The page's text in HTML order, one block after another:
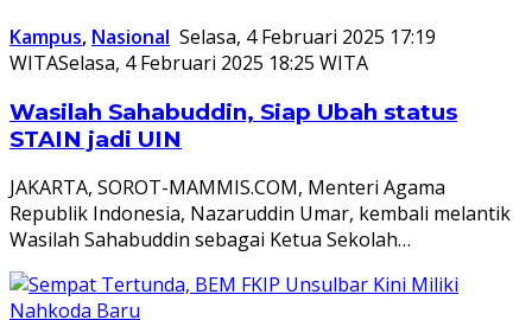
Kampus, Nasional Selasa, 4 Februari 2025 17:19
WITASelasa, 4 Februari 2025 18:25 WITA
Wasilah Sahabuddin, Siap Ubah status
STAIN jadi UIN
JAKARTA, SOROT-MAMMIS.COM, Menteri Agama
Republik Indonesia, Nazaruddin Umar, kembali melantik
Wasilah Sahabuddin sebagai Ketua Sekolah…